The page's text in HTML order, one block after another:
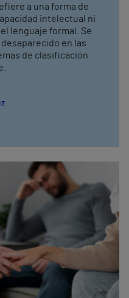
a una forma de
intelectual ni
lenguaje formal. Se
en las
de clasificación